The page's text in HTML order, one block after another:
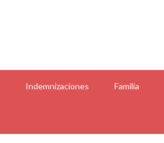
Indemnizaciones Familia